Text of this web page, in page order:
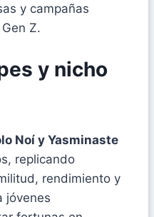
y campañas
Z.
y nicho
Noí y Yasminaste
replicando
rendimiento y
jóvenes